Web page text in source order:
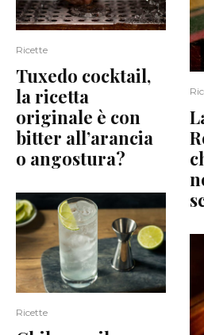
Ricette
Tuxedo cocktail,
la ricetta
originale è con
bitter all’arancia
o angostura?
Ricette